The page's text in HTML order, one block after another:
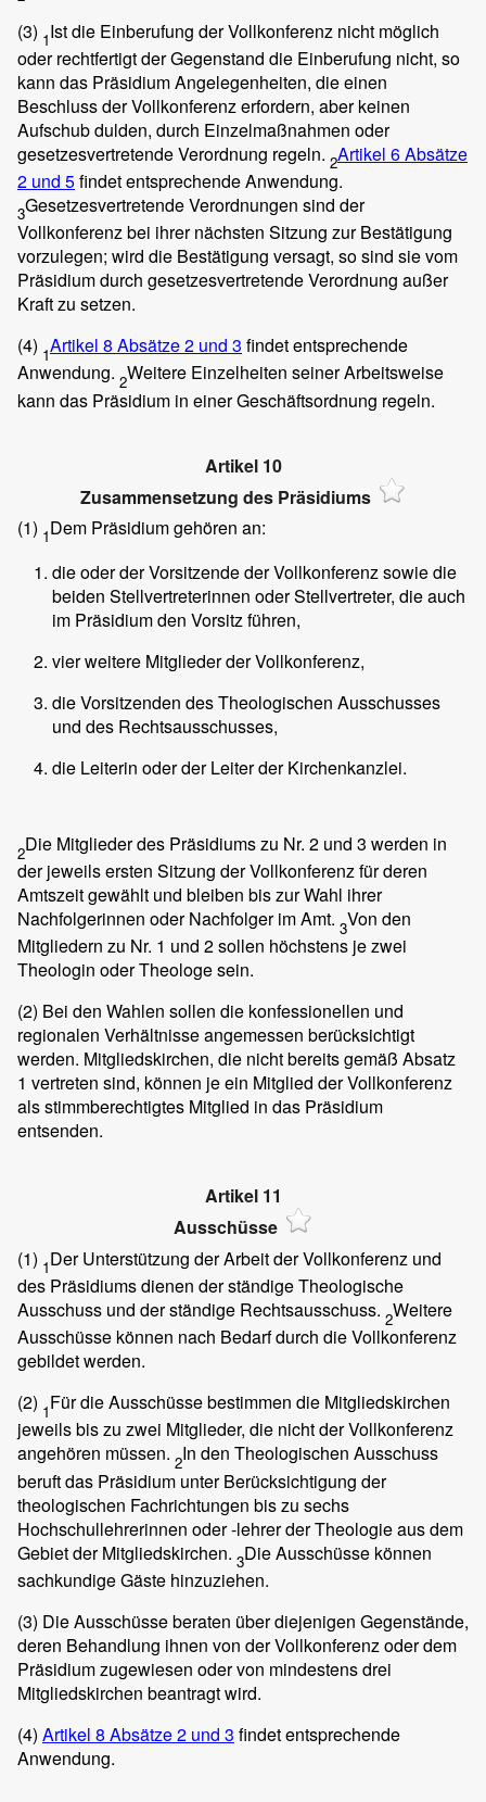
(3) 1Ist die Einberufung der Vollkonferenz nicht möglich
oder rechtfertigt der Gegenstand die Einberufung nicht, so
kann das Präsidium Angelegenheiten, die einen
Beschluss der Vollkonferenz erfordern, aber keinen
Aufschub dulden, durch Einzelmaßnahmen oder
gesetzesvertretende Verordnung regeln. 2Artikel 6 Absätze
2 und 5findet entsprechende Anwendung.
3Gesetzesvertretende Verordnungen sind der
Vollkonferenz bei ihrer nächsten Sitzung zur Bestätigung
vorzulegen; wird die Bestätigung versagt, so sind sie vom
Präsidium durch gesetzesvertretende Verordnung außer
Kraft zu setzen.
(4) 1Artikel 8 Absätze 2 und 3 findet entsprechende
Anwendung. 2Weitere Einzelheiten seiner Arbeitsweise
kann das Präsidium in einer Geschäftsordnung regeln.
Artikel 10
Zusammensetzung des Präsidiums
(1) 1Dem Präsidium gehören an:
die oder der Vorsitzende der Vollkonferenz sowie die
beiden Stellvertreterinnen oder Stellvertreter, die auch
im Präsidium den Vorsitz führen,
vier weitere Mitglieder der Vollkonferenz,
die Vorsitzenden des Theologischen Ausschusses
und des Rechtsausschusses,
die Leiterin oder der Leiter der Kirchenkanzlei.
2Die Mitglieder des Präsidiums zu Nr. 2 und 3 werden in
der jeweils ersten Sitzung der Vollkonferenz für deren
Amtszeit gewählt und bleiben bis zur Wahl ihrer
Nachfolgerinnen oder Nachfolger im Amt. 3Von den
Mitgliedern zu Nr. 1 und 2 sollen höchstens je zwei
Theologin oder Theologe sein.
(2) Bei den Wahlen sollen die konfessionellen und
regionalen Verhältnisse angemessen berücksichtigt
werden. Mitgliedskirchen, die nicht bereits gemäß Absatz
1 vertreten sind, können je ein Mitglied der Vollkonferenz
als stimmberechtigtes Mitglied in das Präsidium
entsenden.
Artikel 11
Ausschüsse
(1) 1Der Unterstützung der Arbeit der Vollkonferenz und
des Präsidiums dienen der ständige Theologische
Ausschuss und der ständige Rechtsausschuss. 2Weitere
Ausschüsse können nach Bedarf durch die Vollkonferenz
gebildet werden.
(2) 1Für die Ausschüsse bestimmen die Mitgliedskirchen
jeweils bis zu zwei Mitglieder, die nicht der Vollkonferenz
angehören müssen. 2In den Theologischen Ausschuss
beruft das Präsidium unter Berücksichtigung der
theologischen Fachrichtungen bis zu sechs
Hochschullehrerinnen oder -lehrer der Theologie aus dem
Gebiet der Mitgliedskirchen. 3Die Ausschüsse können
sachkundige Gäste hinzuziehen.
(3) Die Ausschüsse beraten über diejenigen Gegenstände,
deren Behandlung ihnen von der Vollkonferenz oder dem
Präsidium zugewiesen oder von mindestens drei
Mitgliedskirchen beantragt wird.
(4) Artikel 8 Absätze 2 und 3 findet entsprechende
Anwendung.